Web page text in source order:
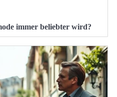
immer beliebter wird?